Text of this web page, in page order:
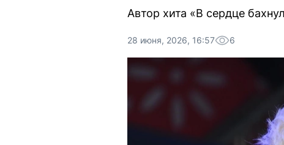
Автор хита «В сердце
28 июня, 2026, 16:57 6